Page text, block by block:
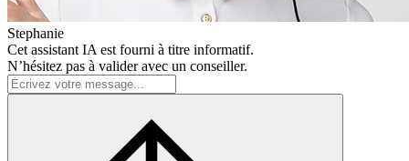
Stephanie
Cet assistant IA est fourni à titre informatif.
N’hésitez pas à valider avec un conseiller.